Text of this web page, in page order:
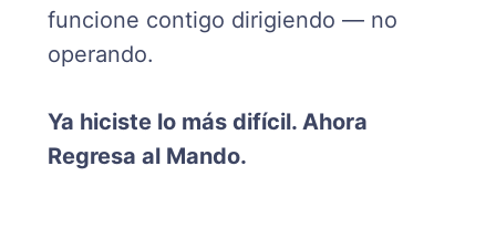
funcione contigo dirigiendo — no
operando.
Ya hiciste lo más difícil. Ahora
Regresa al Mando.